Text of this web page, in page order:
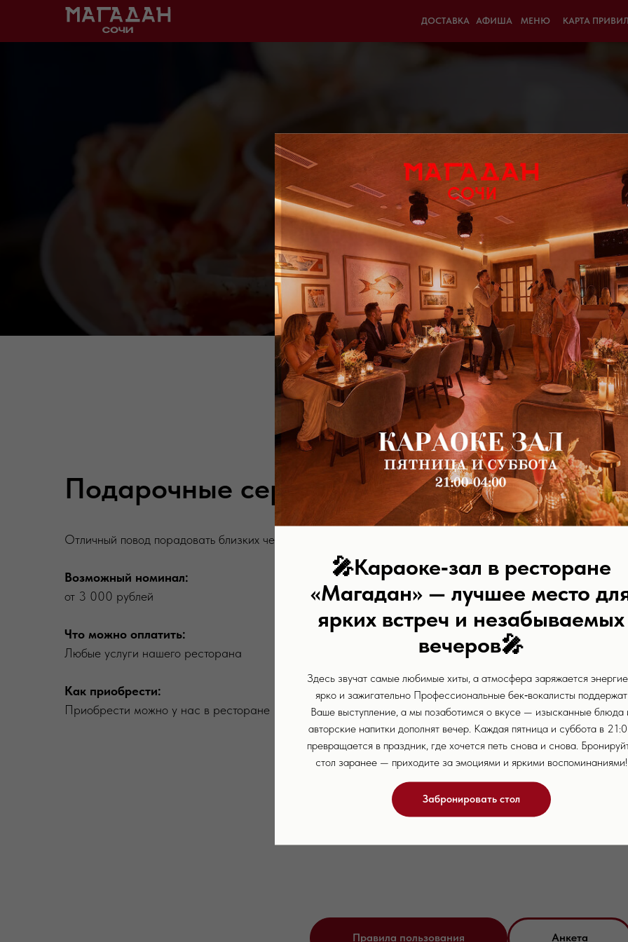
ДОСТАВКА МЕНЮ
АФИША КАРТА
Подарочные сертификаты
Отличный повод порадовать близких чем-то особенным.
Возможный номинал:
от 3 000 рублей
Что можно оплатить:
Любые услуги нашего ресторана
Как приобрести:
Приобрести можно у нас в ресторане
Правила пользования Анкета
🎤Караоке‑зал в ресторане
«Магадан» — лучшее место
ярких встреч и незабываемых
вечеров🎤
Здесь звучат самые любимые хиты, а атмосфера заряжается
ярко и зажигательно Профессиональные бек‑вокалисты поддержат
Ваше выступление, а мы позаботимся о вкусе — изысканные блюда
авторские напитки дополнят вечер. Каждая пятница и суббота в
превращается в праздник, где хочется петь снова и снова.
стол заранее — приходите за эмоциями и яркими воспоминаниями!
Забронировать стол